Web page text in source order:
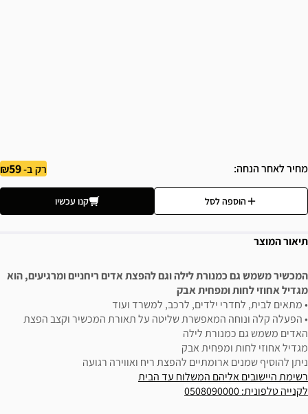
מחיר לאחר הנחה רק ב-59
הוספה לסל קנו עכשיו
תיאור המוצר
המכשיר משמש גם כמנורת לילה וגם להפצת אדים ריחניים ומרגיעים, הוא
מגדיל אחוזי לחות ומפחית אבק
• מתאים לבית, לחדרי ילדים, לרכב, למשרד ועוד
• הפעלה קלה ונוחה המאפשרת שליטה על תאורת המכשיר וקצב הפצת
האדים משמש גם כמנורת לילה
מגדיל אחוזי לחות ומפחית אבק
ניתן להוסיף שמנים ארומתיים להפצת ריח ואווירה רגועה
רשימת היישובים אליהם המשלוח עד הבית
לקנייה טלפונית: 0508090000